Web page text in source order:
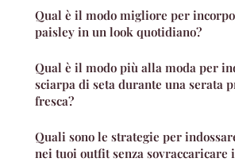
Qual è il modo migliore per
paisley in un look quotidiano?
Qual è il modo più alla moda per
sciarpa di seta durante una serata
fresca?
Quali sono le strategie per
nei tuoi outfit senza sovraccaricare